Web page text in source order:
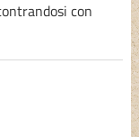
con